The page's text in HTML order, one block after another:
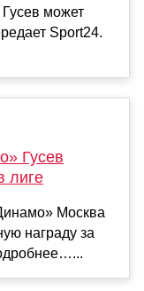
может
Sport24.
Гусев
лиге
Москва
награду за